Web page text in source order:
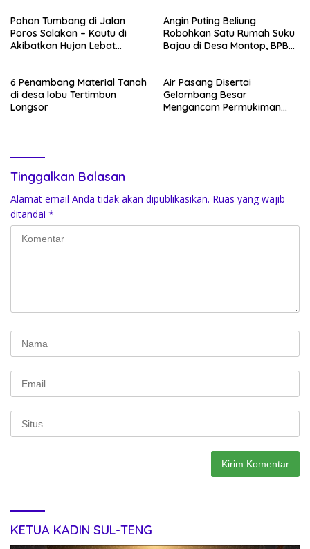
Pohon Tumbang di Jalan
Poros Salakan – Kautu di
Akibatkan Hujan Lebat
Angin Puting Beliung
Robohkan Satu Rumah Suku
Bajau di Desa Montop, BPBD
6 Penambang Material Tanah
di desa lobu Tertimbun
Longsor
Air Pasang Disertai
Gelombang Besar
Mengancam Permukiman
Tinggalkan Balasan
Alamat email Anda tidak akan dipublikasikan. Ruas yang wajib
ditandai *
KETUA KADIN SUL-TENG